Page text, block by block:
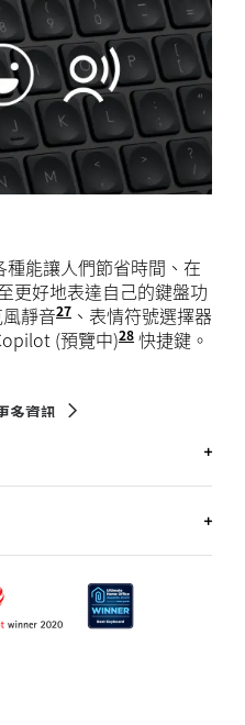
能讓人們節省時間、在
更好地表達自己的鍵盤功
風靜音27 需要 Logi Options+
、表情符號選擇器
(預覽中)28 Windows 中
快捷鍵。
多資訊
適合商務用途之 MX Keys
的最佳選擇
發展的世界我們正積極努